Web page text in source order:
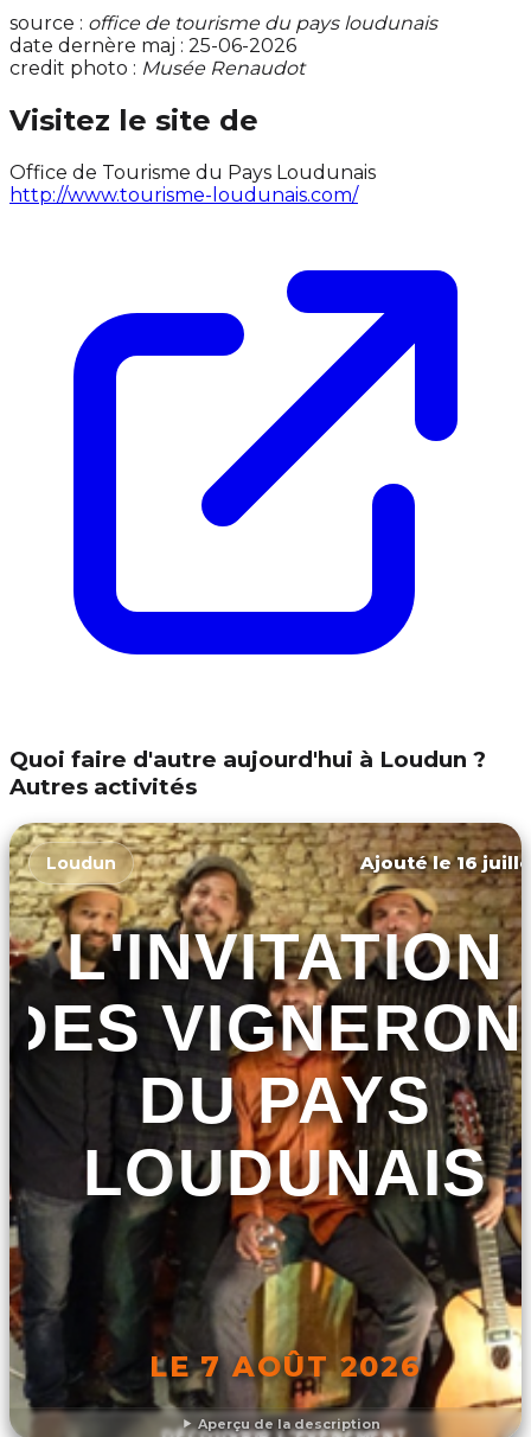
source : office de tourisme du pays loudunais
date dernère maj : 25-06-2026
credit photo : Musée Renaudot
Visitez le site de
Office de Tourisme du Pays Loudunais
http://www.tourisme-loudunais.com/
Quoi faire d'autre aujourd'hui à Loudun ?
Autres activités
Aperçu de la description
Loudun Ajouté le 16
L'INVITATION
DES
DU PAYS
LOUDUNAIS
LE 7 AOÛT 2026